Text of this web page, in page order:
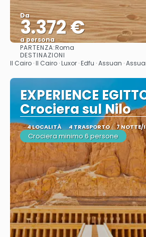
Da
3.372 €
a persona
PARTENZA:Roma
DESTINAZIONI
Il Cairo · Il Cairo · Luxor · Edfu · Assuan ·
EXPERIENCE
Crociera sul Nilo
4 LOCALITÀ 4 TRASPORTO 7 NOTTE/I
Crociera minimo 6 persone